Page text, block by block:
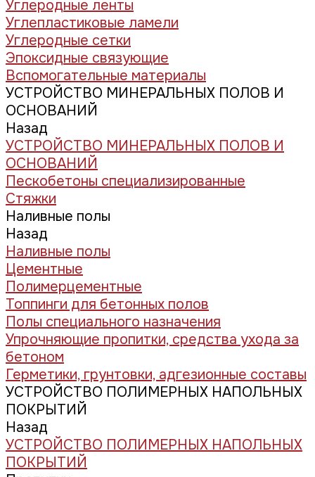
Углеродные ленты
Углепластиковые ламели
Углеродные сетки
Эпоксидные связующие
Вспомогательные материалы
УСТРОЙСТВО МИНЕРАЛЬНЫХ ПОЛОВ И
ОСНОВАНИЙ
Назад
УСТРОЙСТВО МИНЕРАЛЬНЫХ ПОЛОВ И
ОСНОВАНИЙ
Пескобетоны специализированные
Стяжки
Наливные полы
Назад
Наливные полы
Цементные
Полимерцементные
Топпинги для бетонных полов
Полы специального назначения
Упрочняющие пропитки, средства ухода за
бетоном
Герметики, грунтовки, адгезионные составы
УСТРОЙСТВО ПОЛИМЕРНЫХ НАПОЛЬНЫХ
ПОКРЫТИЙ
Назад
УСТРОЙСТВО ПОЛИМЕРНЫХ НАПОЛЬНЫХ
ПОКРЫТИЙ